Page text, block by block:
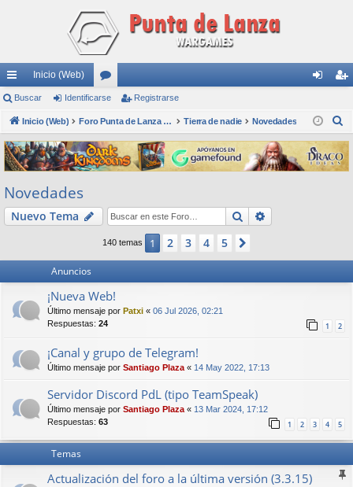
nl
ac
es
rá
pi
do
Inicio (Web)
or
os nti
fic
ar
ist
ra
rs
Buscar Identificarse Registrarse
Inicio (Web) Foro Punta de Lanza Wargames Tierra de nadie Novedades
s
c
Novedades
Nuevo Tema Buscar
140 temas 1 2 3 4 5
Anuncios
¡Nueva Web!
Último mensaje por Patxi « 06 Jul 2026, 02:21
Respuestas: 24 1 2
¡Canal y grupo de Telegram!
Último mensaje por Santiago Plaza « 14 May 2022, 17:13
Servidor Discord PdL (tipo TeamSpeak)
Último mensaje por Santiago Plaza « 13 Mar 2024, 17:12
Respuestas: 63 1 2 3 4 5
Temas
Actualización del foro a la última versión (3.3.15)